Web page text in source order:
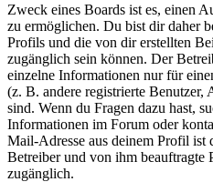
Zweck eines Boards ist es, einen
zu ermöglichen. Du bist dir daher
Profils und die von dir erstellten
zugänglich sein können. Der
einzelne Informationen nur für
(z. B. andere registrierte Benutzer,
sind. Wenn du Fragen dazu hast,
Informationen im Forum oder
Mail-Adresse aus deinem Profil ist
Betreiber und von ihm beauftragte
zugänglich.